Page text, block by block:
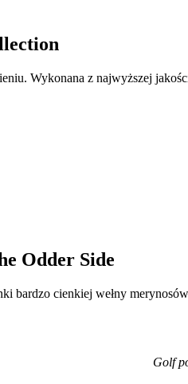
Wykonana z najwyższej
Odder Side
bardzo cienkiej wełny
Golf